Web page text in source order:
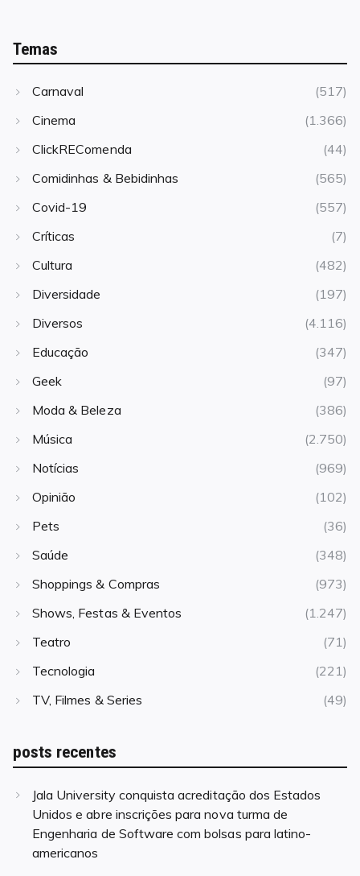
Temas
Carnaval
(517)
Cinema
(1.366)
ClickREComenda
(44)
Comidinhas & Bebidinhas
(565)
Covid-19
(557)
Críticas
(7)
Cultura
(482)
Diversidade
(197)
Diversos
(4.116)
Educação
(347)
Geek
(97)
Moda & Beleza
(386)
Música
(2.750)
Notícias
(969)
Opinião
(102)
Pets
(36)
Saúde
(348)
Shoppings & Compras
(973)
Shows, Festas & Eventos
(1.247)
Teatro
(71)
Tecnologia
(221)
TV, Filmes & Series
(49)
posts recentes
Jala University conquista acreditação dos Estados
Unidos e abre inscrições para nova turma de
Engenharia de Software com bolsas para latino-
americanos